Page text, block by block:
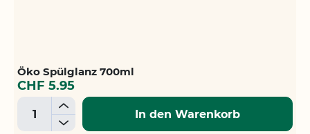
Öko Spülglanz 700ml
CHF 5.95
+
-
In den Warenkorb